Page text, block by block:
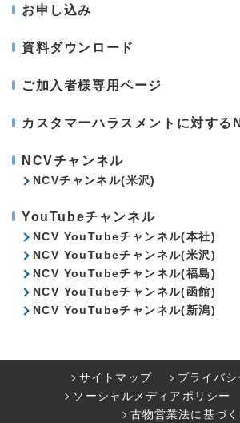
お申し込み
資料ダウンロード
ご加入者様専用ページ
カスタマーハラスメントに対する
NCVチャンネル
NCVチャンネル(米沢)
YouTubeチャンネル
NCV YouTubeチャンネル(本社)
NCV YouTubeチャンネル(米沢)
NCV YouTubeチャンネル(福島)
NCV YouTubeチャンネル(函館)
NCV YouTubeチャンネル(新潟)
サイトマップ
プライバ
ソーシャルメディアポリシー
古物営業法に基づ